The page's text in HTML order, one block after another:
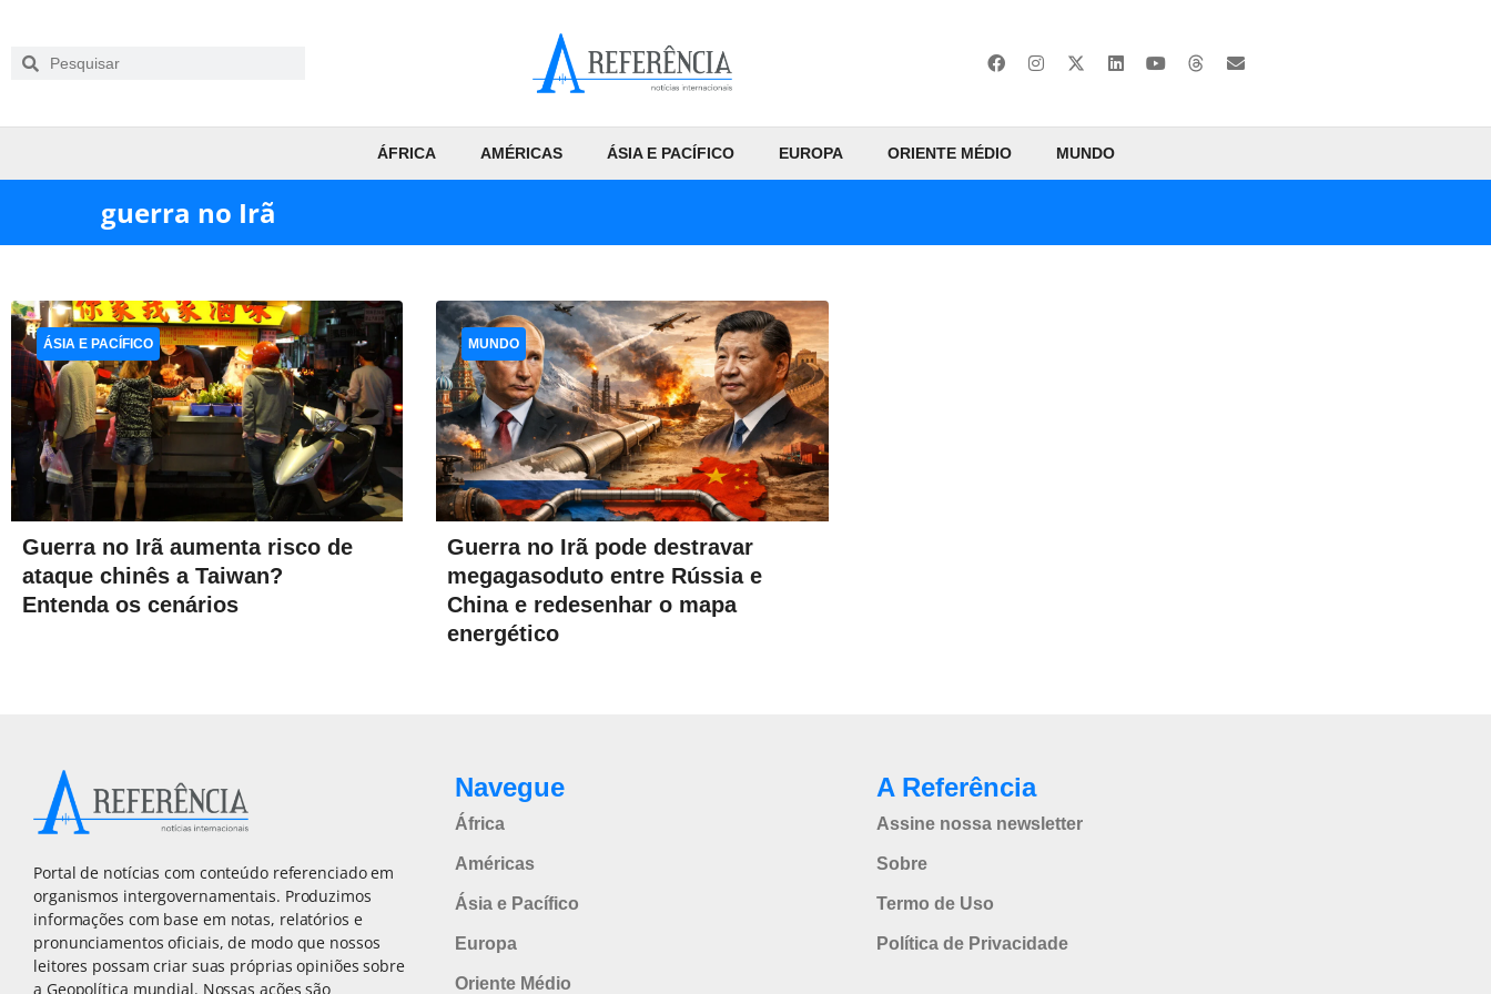
ÁFRICA AMÉRICAS ÁSIA E PACÍFICO EUROPA ORIENTE MÉDIO MUNDO
guerra no Irã
Guerra no Irã aumenta risco de
ataque chinês a Taiwan?
Entenda os cenários
ÁSIA E PACÍFICO
Guerra no Irã pode destravar
megagasoduto entre Rússia e
China e redesenhar o mapa
energético
MUNDO
Portal de notícias com conteúdo referenciado em
organismos intergovernamentais. Produzimos
informações com base em notas, relatórios e
pronunciamentos oficiais, de modo que nossos
leitores possam criar suas próprias opiniões sobre
a Geopolítica mundial. Nossas ações são
Navegue
África
Américas
Ásia e Pacífico
Europa
Oriente Médio
A Referência
Assine nossa newsletter
Sobre
Termo de Uso
Política de Privacidade